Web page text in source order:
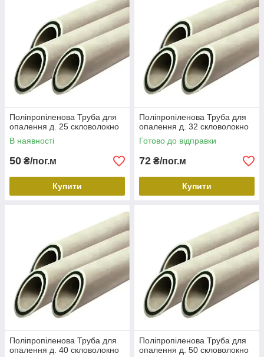
Поліпропіленова Труба для
опалення д. 25 скловолокно
В наявності
50 ₴/пог.м
Купити
Поліпропіленова Труба для
опалення д. 32 скловолокно
Готово до відправки
72 ₴/пог.м
Купити
Поліпропіленова Труба для
опалення д. 40 скловолокно
Поліпропіленова Труба для
опалення д. 50 скловолокно